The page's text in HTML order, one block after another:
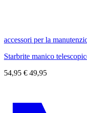
accessori per la
Starbrite manico
54,95 € 49,95